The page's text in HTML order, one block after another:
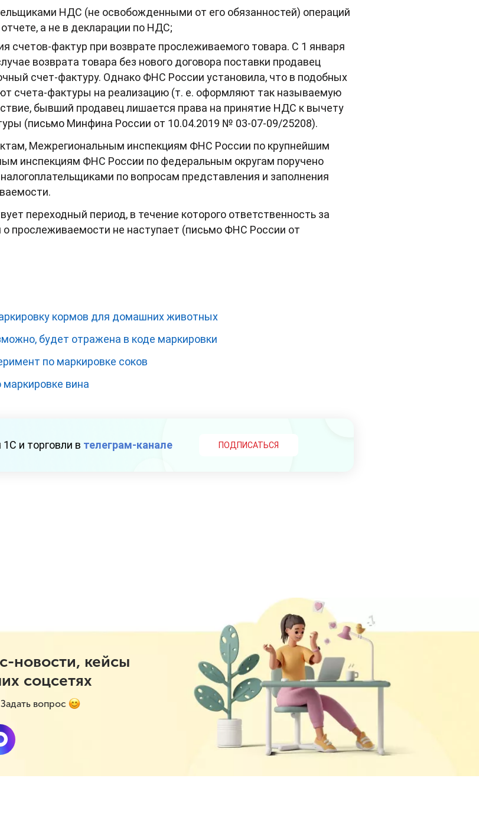
НДС (не освобожденными от его обязанностей) операций
а не в декларации по НДС;
счетов-фактур при возврате прослеживаемого товара. С 1 января
возврата товара без нового договора поставки продавец
счет-фактуру. Однако ФНС России установила, что в подобных
счета-фактуры на реализацию (т. е. оформляют так называемую
бывший продавец лишается права на принятие НДС к вычету
(письмо Минфина России от 10.04.2019 № 03-07-09/25208).
Межрегиональным инспекциям ФНС России по крупнейшим
инспекциям ФНС России по федеральным округам поручено
по вопросам представления и заполнения
переходный период, в течение которого ответственность за
прослеживаемости не наступает (письмо ФНС России от
кормов для домашних животных
будет отражена в коде маркировки
по маркировке соков
вина
и торговли в телеграм-канале ПОДПИСАТЬСЯ
новости, кейсы
соцсетях
вопрос